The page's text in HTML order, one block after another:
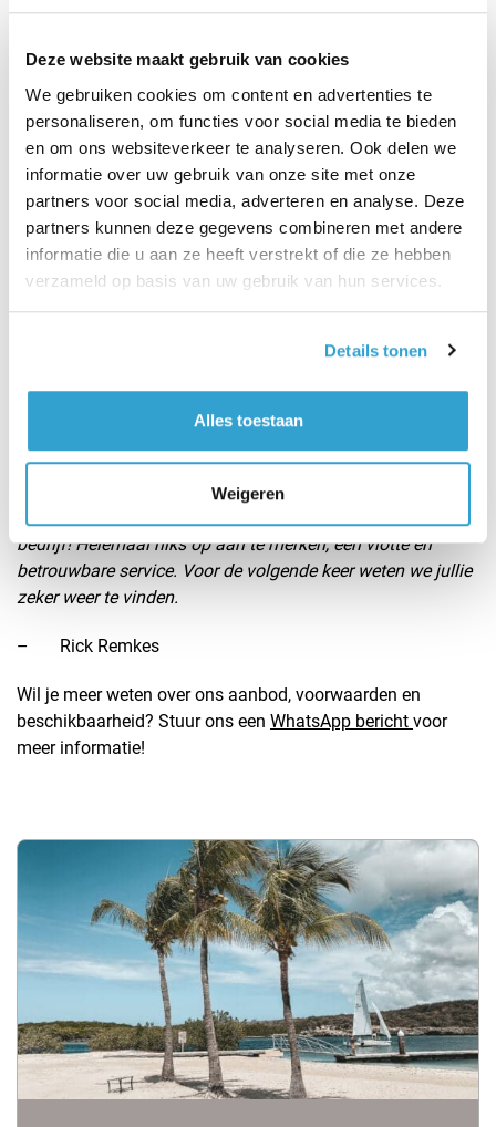
Deze website maakt gebruik van cookies
We gebruiken cookies om content en advertenties te
personaliseren, om functies voor social media te bieden
en om ons websiteverkeer te analyseren. Ook delen we
informatie over uw gebruik van onze site met onze
partners voor social media, adverteren en analyse. Deze
partners kunnen deze gegevens combineren met andere
informatie die u aan ze heeft verstrekt of die ze hebben
verzameld op basis van uw gebruik van hun services.
Details tonen
Alles toestaan
Weigeren
Bijzonder tevreden over dit bedrijf.
Duidelijke voorwaarden.
Goede uitleg omtrent tanken, pechhulp voor onderweg,
Geen leeftijdsbeperking.
Je kunt betalen zonder creditcard.
Geen geld in deposito.
Auto weer kosteloos afgeleverd bij resort.
Wilde 2 dagen bij boeken geen enkel probleem en dat
Wij hebben 1 week een mooie Toyota Rush gehuurd bij dit
bedrijf! Helemaal niks op aan te merken, een vlotte en
betrouwbare service. Voor de volgende keer weten we jullie
zeker weer te vinden.
– Rick Remkes
Wil je meer weten over ons aanbod, voorwaarden en
beschikbaarheid? Stuur ons een WhatsApp bericht voor
meer informatie!